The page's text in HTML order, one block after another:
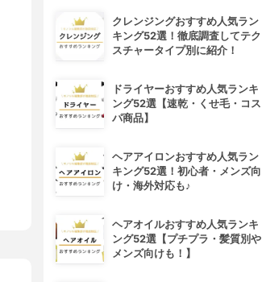
クレンジングおすすめ人気ラン
キング52選！徹底調査してテク
スチャータイプ別に紹介！
ドライヤーおすすめ人気ランキ
ング52選【速乾・くせ毛・コス
パ商品】
ヘアアイロンおすすめ人気ラン
キング52選！初心者・メンズ向
け・海外対応も♪
ヘアオイルおすすめ人気ランキ
ング52選【プチプラ・髪質別や
メンズ向けも！】